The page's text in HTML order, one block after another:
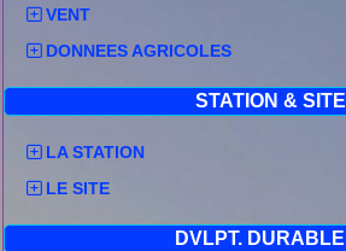
VENT
DONNEES AGRICOLES
STATION & SITE
LA STATION
LE SITE
DVLPT. DURABLE